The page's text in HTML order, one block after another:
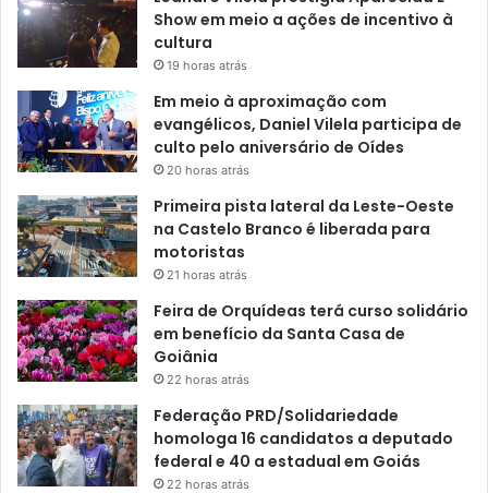
Show em meio a ações de incentivo à
cultura
19 horas atrás
Em meio à aproximação com
evangélicos, Daniel Vilela participa de
culto pelo aniversário de Oídes
20 horas atrás
Primeira pista lateral da Leste-Oeste
na Castelo Branco é liberada para
motoristas
21 horas atrás
Feira de Orquídeas terá curso solidário
em benefício da Santa Casa de
Goiânia
22 horas atrás
Federação PRD/Solidariedade
homologa 16 candidatos a deputado
federal e 40 a estadual em Goiás
22 horas atrás